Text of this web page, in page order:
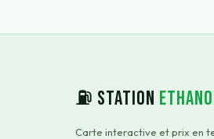
⛽ Station
Carte interactive et prix en